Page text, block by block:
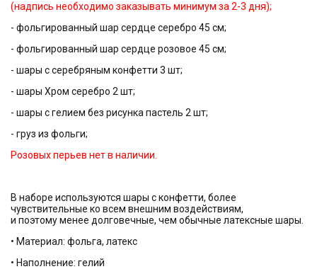
(надпись необходимо заказывать минимум за 2-3 дня);
- фольгированный шар сердце серебро 45 см;
- фольгированный шар сердце розовое 45 см;
- шары с серебряным конфетти 3 шт;
- шары Хром серебро 2 шт;
- шары с гелием без рисунка пастель 2 шт;
- груз из фольги;
Розовых перьев нет в наличии.
В наборе используются шары с конфетти, более
чувствительные ко всем внешним воздействиям,
и поэтому менее долговечные, чем обычные латексные шары.
• Материал: фольга, латекс
• Наполнение: гелий